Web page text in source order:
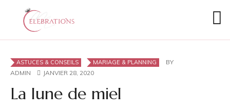
ASTUCES & CONSEILS MARIAGE & PLANNING
BY
ADMIN
JANVIER 28, 2020
La lune de miel